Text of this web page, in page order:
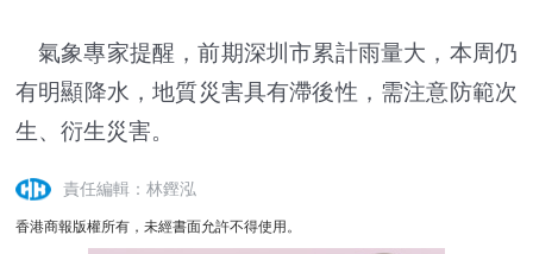
氣象專家提醒，前期深圳市累計雨量大，本周仍
有明顯降水，地質災害具有滯後性，需注意防範次
生、衍生災害。
責任編輯：林鏗泓
香港商報版權所有，未經書面允許不得使用。